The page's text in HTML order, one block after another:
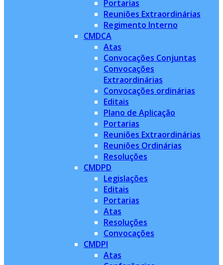
Portarias
Reuniões Extraordinárias
Regimento Interno
CMDCA
Atas
Convocações Conjuntas
Convocações
Extraordinárias
Convocações ordinárias
Editais
Plano de Aplicação
Portarias
Reuniões Extraordinárias
Reuniões Ordinárias
Resoluções
CMDPD
Legislações
Editais
Portarias
Atas
Resoluções
Convocações
CMDPI
Atas